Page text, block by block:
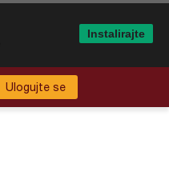
Ulogujte se
Instalirajte